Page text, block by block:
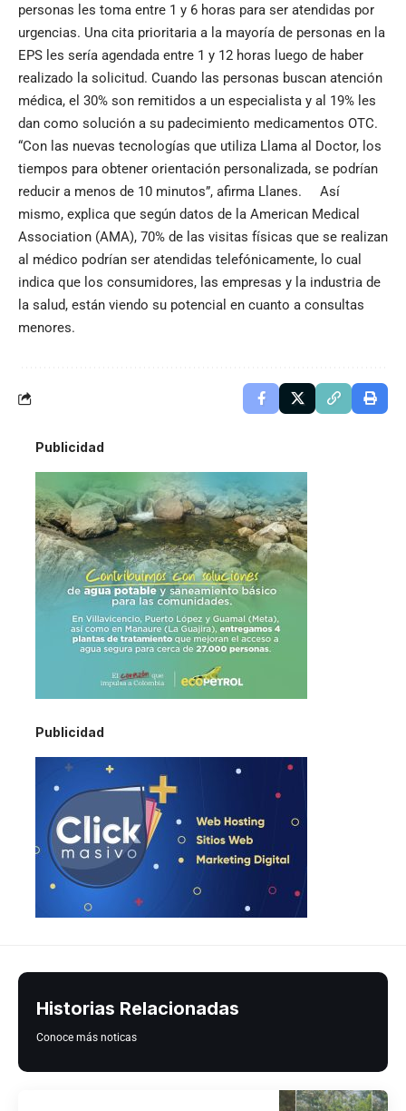
personas les toma entre 1 y 6 horas para ser atendidas por
urgencias. Una cita prioritaria a la mayoría de personas en la
EPS les sería agendada entre 1 y 12 horas luego de haber
realizado la solicitud. Cuando las personas buscan atención
médica, el 30% son remitidos a un especialista y al 19% les
dan como solución a su padecimiento medicamentos OTC.
“Con las nuevas tecnologías que utiliza Llama al Doctor, los
tiempos para obtener orientación personalizada, se podrían
reducir a menos de 10 minutos”, afirma Llanes. Así
mismo, explica que según datos de la American Medical
Association (AMA), 70% de las visitas físicas que se realizan
al médico podrían ser atendidas telefónicamente, lo cual
indica que los consumidores, las empresas y la industria de
la salud, están viendo su potencial en cuanto a consultas
menores.
Publicidad
Publicidad
Historias Relacionadas
Conoce más noticas